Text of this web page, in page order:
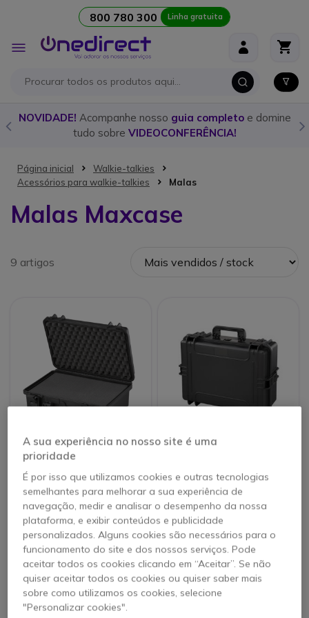
800 780 300 Linha gratuita
Alternar
Nav
NOVIDADE! Acompanhe nosso guia completoe domine
tudo sobre VIDEOCONFERÊNCIA!
Página inicial
Walkie-talkies
Acessórios para walkie-talkies
Malas
Malas Maxcase
9 artigos
MAX430S Preta -
Mala resistente com
espuma4.7 de 3
Avaliações
64,95 € s/iva
MAX505S Preta -
walkie talkies5 de 1 Avaliações
99,95 €
A sua experiência no nosso site é uma
prioridade
É por isso que utilizamos cookies e outras tecnologias
semelhantes para melhorar a sua experiência de
navegação, medir e analisar o desempenho da nossa
plataforma, e exibir conteúdos e publicidade
personalizados. Alguns cookies são necessários para o
funcionamento do site e dos nossos serviços. Pode
aceitar todos os cookies clicando em “Aceitar”. Se não
quiser aceitar todos os cookies ou quiser saber mais
sobre como utilizamos os cookies, selecione
"Personalizar cookies".